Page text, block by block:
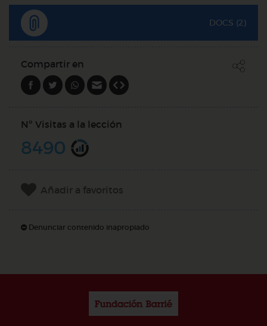
DOCS (2)
Compartir en
Nº Visitas a la lección
8490
Añadir a favoritos
Denunciar contenido inapropiado